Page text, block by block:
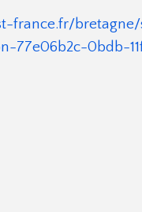
france.fr/
77e06b2c-0bdb-